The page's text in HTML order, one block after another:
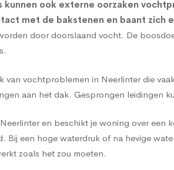
kunnen ook externe oorzaken
met de bakstenen en baant zich
door doorslaand vocht. De
van vochtproblemen in Neerlinter die
aan het dak. Gesprongen leidingen
en beschikt je woning over een
Bij een hoge waterdruk of na hevige
zoals het zou moeten.